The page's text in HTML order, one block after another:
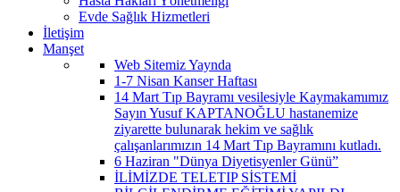
Evde Sağlık Hizmetleri
İletişim
Manşet
Web Sitemiz Yaynda
1-7 Nisan Kanser Haftası
14 Mart Tıp Bayramı vesilesiyle Kaymakamımız
Sayın Yusuf KAPTANOĞLU hastanemize
ziyarette bulunarak hekim ve sağlık
çalışanlarımızın 14 Mart Tıp Bayramını kutladı.
6 Haziran "Dünya Diyetisyenler Günü”
İLİMİZDE TELETIP SİSTEMİ